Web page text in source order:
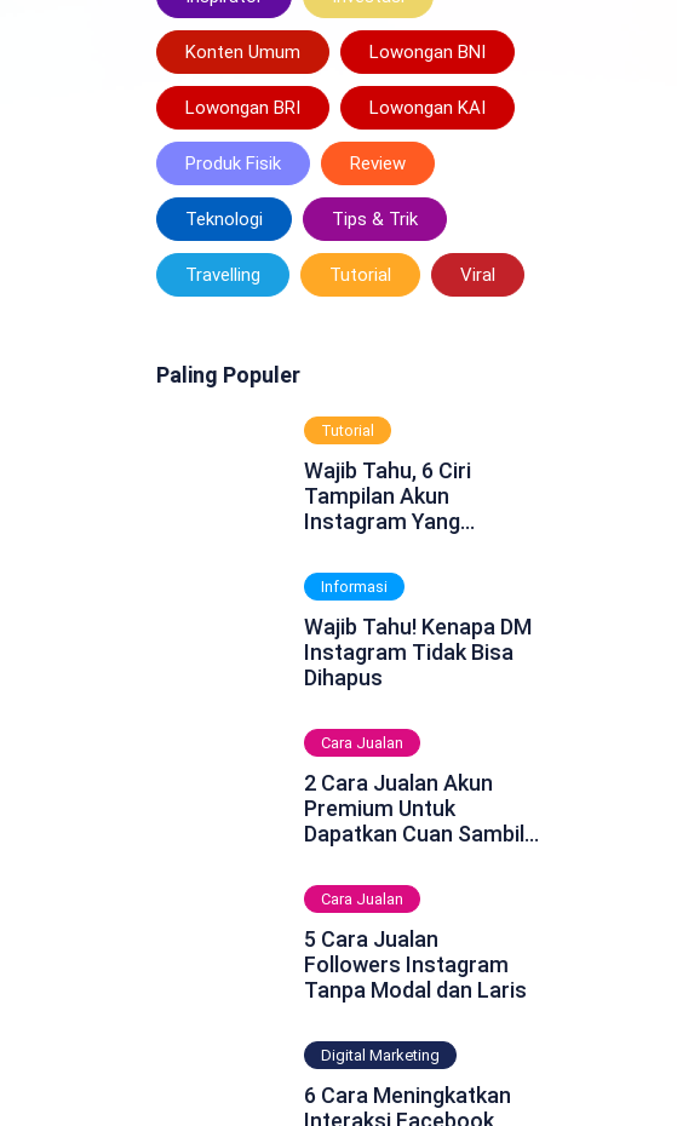
Konten Umum Lowongan BNI
Lowongan BRI Lowongan KAI
Produk Fisik Review
Teknologi Tips & Trik
Travelling Tutorial Viral
Paling Populer
Tutorial
Wajib Tahu, 6 Ciri
Tampilan Akun
Instagram Yang
Informasi
Wajib Tahu! Kenapa DM
Instagram Tidak Bisa
Dihapus
Cara Jualan
2 Cara Jualan Akun
Premium Untuk
Dapatkan Cuan Sambil
Cara Jualan
5 Cara Jualan
Followers Instagram
Tanpa Modal dan Laris
Digital Marketing
6 Cara Meningkatkan
Interaksi Facebook